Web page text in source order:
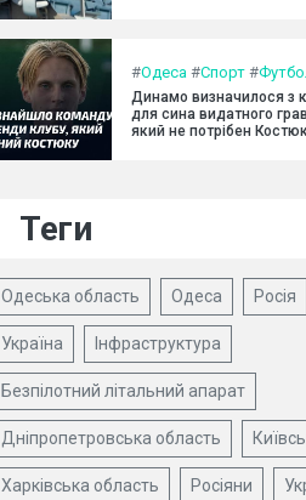
#Одеса #Спорт #
Динамо визначилося з
для сина видатного
який не потрібен
Теги
Одеська область Одеса Росія
Україна Інфраструктура
Безпілотний літальний апарат
Дніпропетровська область
Харківська область Росіяни